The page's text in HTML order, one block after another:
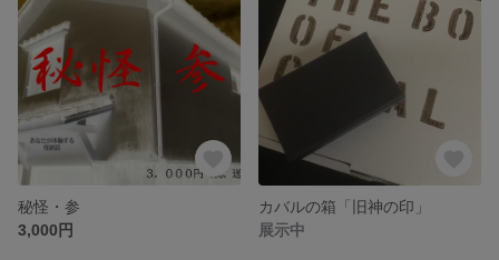
秘怪・参
3,000円
カバルの箱「旧神の印」
展示中